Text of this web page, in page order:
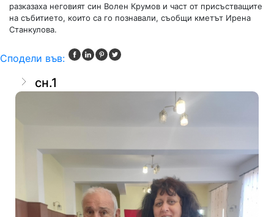
разказаха неговият син Волен Крумов и част от присъстващите
на събитието, които са го познавали, съобщи кметът Ирена
Станкулова.
Сподели във:
сн.1